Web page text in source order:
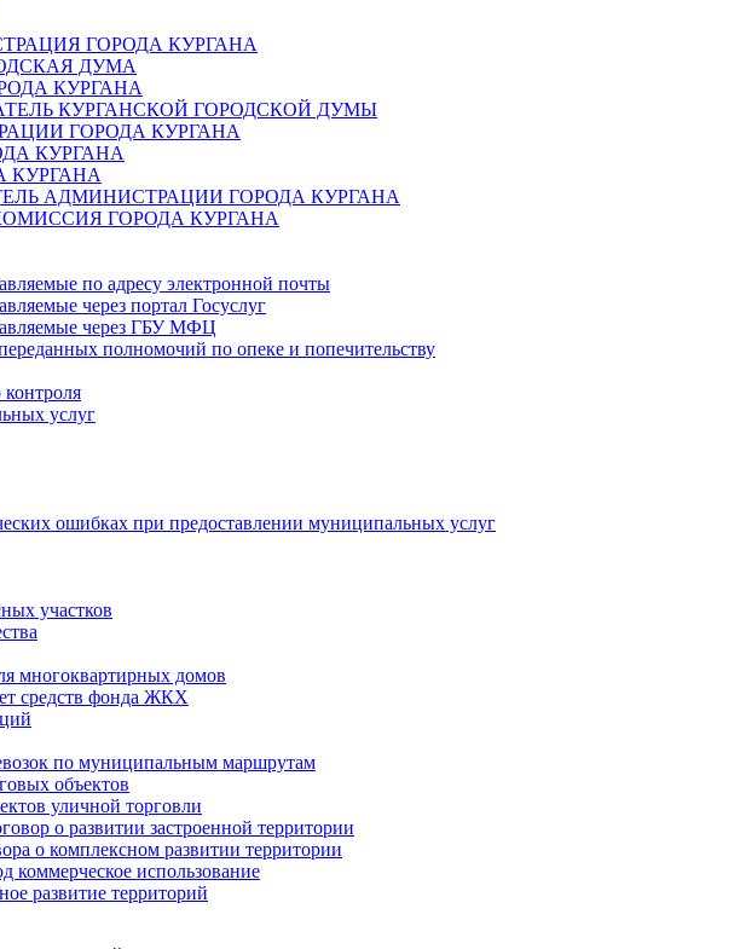
ГОРОДА КУРГАНА
ДУМА
КУРГАНА
КУРГАНСКОЙ ГОРОДСКОЙ ДУМЫ
ГОРОДА КУРГАНА
КУРГАНА
КУРГАНА
АДМИНИСТРАЦИИ ГОРОДА КУРГАНА
ГОРОДА КУРГАНА
по адресу электронной почты
через портал Госуслуг
через ГБУ МФЦ
полномочий по опеке и попечительству
услуг
ошибках при предоставлении муниципальных услуг
участков
многоквартирных домов
средств фонда ЖКХ
по муниципальным маршрутам
объектов
уличной торговли
о развитии застроенной территории
о комплексном развитии территории
коммерческое использование
развитие территорий